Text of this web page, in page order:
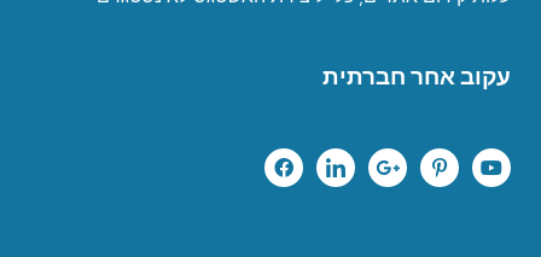
עקוב אחר חברתית